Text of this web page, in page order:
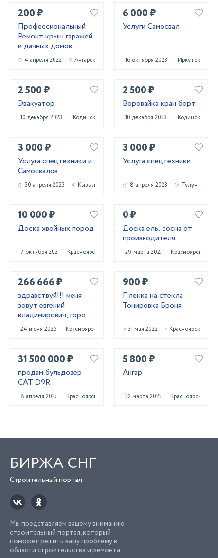
200 ₽
Профессиональный
Ремонт крыш гаражей
и дачных домов.
4 апреля 2022 Ангарск
6 000 ₽
Услуги Самосвал
16 октября 2023 Иркутск
2 500 ₽
Эвакуатор
10 декабря 2023 Кодинск
2 500 ₽
Воровайка кран борт
10 декабря 2023 Кодинск
3 000 ₽
Услуга спецтехники и
Самосвалов
30 апреля 2023 Кызыл
3 000 ₽
Услуга спецтехники
8 апреля 2023 Тулун
10 000 ₽
Доска хвойных пород
7 октября 2022 Красноярск
0 ₽
Доска ель, сосна от
производителя
29 марта 2022 Красноярск
266 666 ₽
здравствуй!!! меня
зовут евгений
владимирович, город
проживания
красноярск.
24 июня 2025 Красноярск
900 ₽
Пленка на стекла
Тонировка Броня
31 мая 2022 Красноярск
31 500 000 ₽
продам бульдозер
CAT D9R
8 апреля 2025 Красноярск
5 800 ₽
Ангар
22 марта 2022 Красноярск
БИРЖА СНГ
Строительный портал
Мы представляем вашему вниманию
строительный портал, который
поможет решить вашу проблему в
области строительства и ремонта.